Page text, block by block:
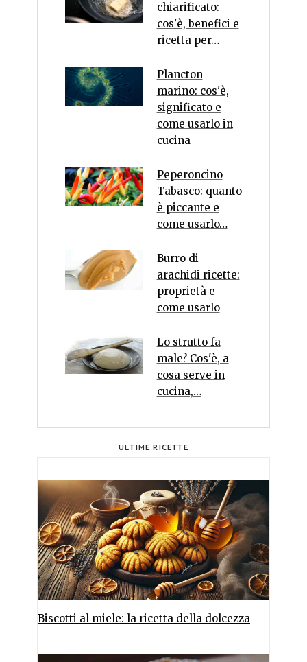
chiarificato:
cos'è, benefici e
ricetta per…
Plancton
marino: cos'è,
significato e
come usarlo in
cucina
Peperoncino
Tabasco: quanto
è piccante e
come usarlo…
Burro di
arachidi ricette:
proprietà e
come usarlo
Lo strutto fa
male? Cos'è, a
cosa serve in
cucina,…
ULTIME RICETTE
Biscotti al miele: la ricetta della dolcezza